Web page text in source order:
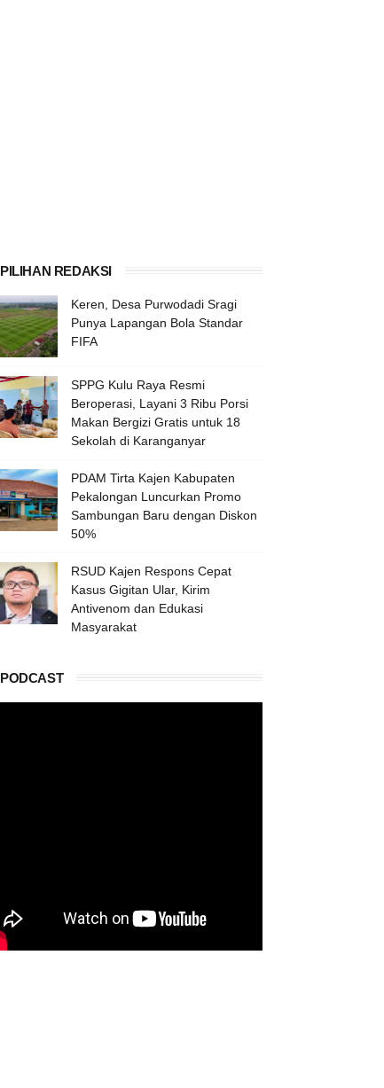
PILIHAN REDAKSI
Keren, Desa Purwodadi Sragi
Punya Lapangan Bola Standar
FIFA
SPPG Kulu Raya Resmi
Beroperasi, Layani 3 Ribu Porsi
Makan Bergizi Gratis untuk 18
Sekolah di Karanganyar
PDAM Tirta Kajen Kabupaten
Pekalongan Luncurkan Promo
Sambungan Baru dengan Diskon
50%
RSUD Kajen Respons Cepat
Kasus Gigitan Ular, Kirim
Antivenom dan Edukasi
Masyarakat
PODCAST